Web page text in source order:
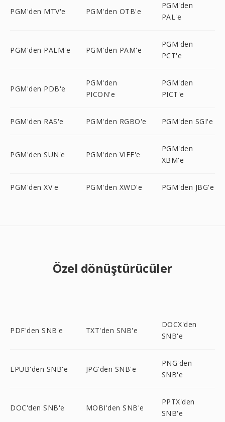
PGM'den MTV'e PGM'den OTB'e
PGM'den
PAL'e
PGM'den PALM'e PGM'den PAM'e
PGM'den
PCT'e
PGM'den PDB'e
PGM'den
PICON'e
PGM'den
PICT'e
PGM'den RAS'e PGM'den RGBO'e PGM'den SGI'e
PGM'den SUN'e PGM'den VIFF'e
PGM'den
XBM'e
PGM'den XV'e PGM'den XWD'e PGM'den JBG'e
Özel dönüştürücüler
PDF'den SNB'e TXT'den SNB'e
DOCX'den
SNB'e
EPUB'den SNB'e JPG'den SNB'e
PNG'den
SNB'e
DOC'den SNB'e MOBI'den SNB'e
PPTX'den
SNB'e